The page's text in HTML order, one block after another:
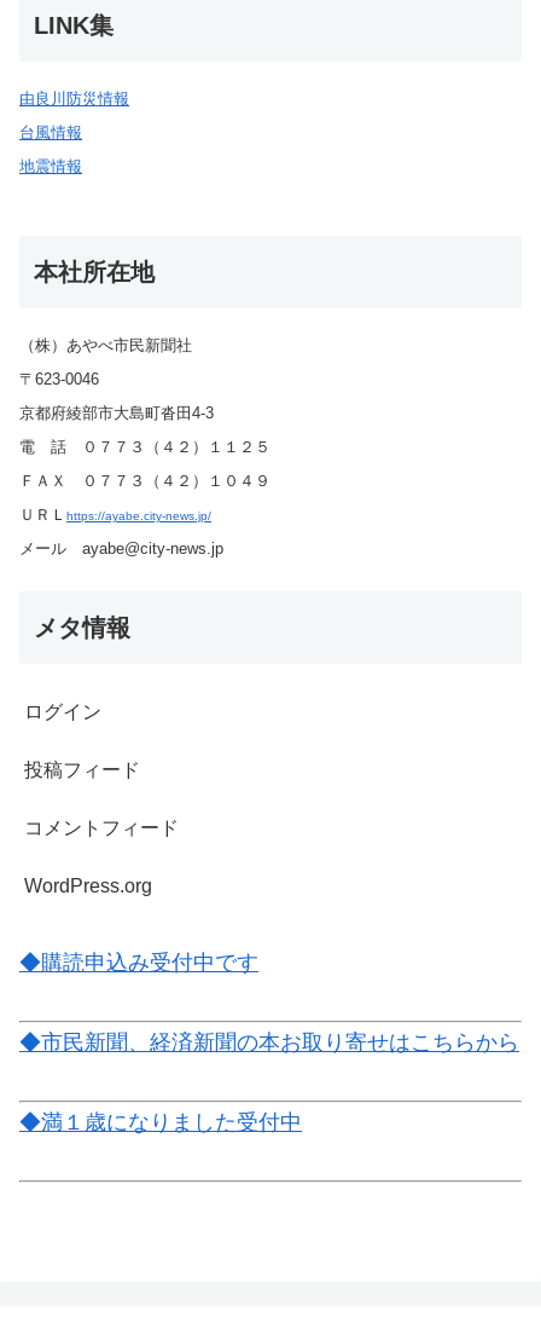
LINK集
由良川防災情報
台風情報
地震情報
本社所在地
（株）あやべ市民新聞社
〒623-0046
京都府綾部市大島町沓田4-3
電 話 ０７７３（４２）１１２５
ＦＡＸ ０７７３（４２）１０４９
ＵＲＬ
https://ayabe.city-news.jp/
メール ayabe@city-news.jp
メタ情報
ログイン
投稿フィード
コメントフィード
WordPress.org
◆購読申込み受付中です
◆市民新聞、経済新聞の本お取り寄せはこちらから
◆満１歳になりました受付中